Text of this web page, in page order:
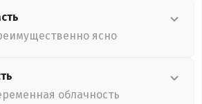
ясно
облачность